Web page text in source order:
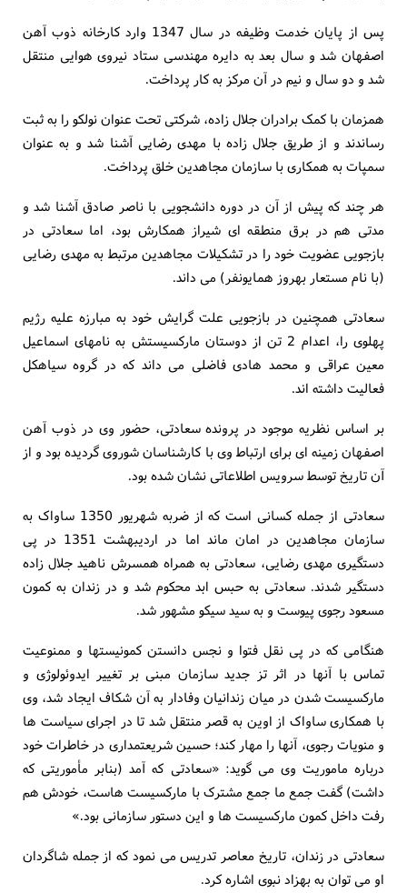
پس از پایان خدمت وظیفه در سال 1347 وارد کارخانه ذوب آهن
اصفهان شد و سال بعد به دایره مهندسی ستاد نیروی هوایی منتقل
شد و دو سال و نیم در آن مرکز به کار پرداخت.
همزمان با کمک برادران جلال زاده، شرکتی تحت عنوان نولکو را به ثبت
رساندند و از طریق جلال زاده با مهدی رضایی آشنا شد و به عنوان
سمپات به همکاری با سازمان مجاهدین خلق پرداخت.
هر چند که پیش از آن در دوره دانشجویی با ناصر صادق آشنا شد و
مدتی هم در برق منطقه ای شیراز همکارش بود، اما سعادتی در
بازجویی عضویت خود را در تشکیلات مجاهدین مرتبط به مهدی رضایی
(با نام مستعار بهروز همایونفر) می داند.
سعادتی همچنین در بازجویی علت گرایش خود به مبارزه علیه رژیم
پهلوی را، اعدام 2 تن از دوستان مارکسیستش به نامهای اسماعیل
معین عراقی و محمد هادی فاضلی می داند که در گروه سیاهکل
فعالیت داشته اند.
بر اساس نظریه موجود در پرونده سعادتی، حضور وی در ذوب آهن
اصفهان زمینه ای برای ارتباط وی با کارشناسان شوروی گردیده بود و از
آن تاریخ توسط سرویس اطلاعاتی نشان شده بود.
سعادتی از جمله کسانی است که از ضربه شهریور 1350 ساواک به
سازمان مجاهدین در امان ماند اما در اردیبهشت 1351 در پی
دستگیری مهدی رضایی، سعادتی به همراه همسرش ناهید جلال زاده
دستگیر شدند. سعادتی به حبس ابد محکوم شد و در زندان به کمون
مسعود رجوی پیوست و به سید سیکو مشهور شد.
هنگامی که در پی نقل فتوا و نجس دانستن کمونیستها و ممنوعیت
تماس با آنها در اثر تز جدید سازمان مبنی بر تغییر ایدوئولوژی و
مارکسیست شدن در میان زندانیان وفادار به آن شکاف ایجاد شد، وی
با همکاری ساواک از اوین به قصر منتقل شد تا در اجرای سیاست ها
و منویات رجوی، آنها را مهار کند؛ حسین شریعتمداری در خاطرات خود
درباره ماموریت وی می گوید: «سعادتی که آمد (بنابر مأموریتی که
داشت) گفت جمع ما جمع مشترک با مارکسیست هاست، خودش هم
رفت داخل کمون مارکسیست ها و این دستور سازمانی بود.»
سعادتی در زندان، تاریخ معاصر تدریس می نمود که از جمله شاگردان
او می توان به بهزاد نبوی اشاره کرد.